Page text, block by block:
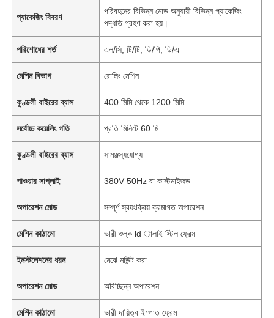
প্যাকেজিং বিবরণ
পরিবহনের বিভিন্ন মোড অনুযায়ী বিভিন্ন প্যাকেজিং
পদ্ধতি গ্রহণ করা হয়।
পরিশোধের শর্ত এল/সি, টি/টি, ডি/পি, ডি/এ
মেশিন বিভাগ রোলিং মেশিন
কুণ্ডলী বাইরের ব্যাস 400 মিমি থেকে 1200 মিমি
সর্বোচ্চ কয়েলিং গতি প্রতি মিনিটে 60 মি
কুণ্ডলী বাইরের ব্যাস সামঞ্জস্যযোগ্য
পাওয়ার সাপ্লাই 380V 50Hz বা কাস্টমাইজড
অপারেশন মোড সম্পূর্ণ স্বয়ংক্রিয় ক্রমাগত অপারেশন
মেশিন কাঠামো ভারী শুল্ক ld ালাই স্টিল ফ্রেম
ইনস্টলেশনের ধরন মেঝে মাউন্ট করা
অপারেশন মোড অবিচ্ছিন্ন অপারেশন
মেশিন কাঠামো ভারী দায়িত্ব ইস্পাত ফ্রেম